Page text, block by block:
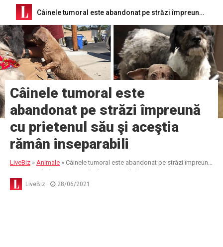
Câinele tumoral este abandonat pe străzi împreună cu prietenul său şi aceştia rămân inseparabili
Câinele tumoral este
abandonat pe străzi împreună
cu prietenul său şi aceştia
rămân inseparabili
LiveBiz » Animale » Câinele tumoral este abandonat pe străzi împreună
cu prietenul său şi aceştia rămân inseparabili
LiveBiz 28/06/2021